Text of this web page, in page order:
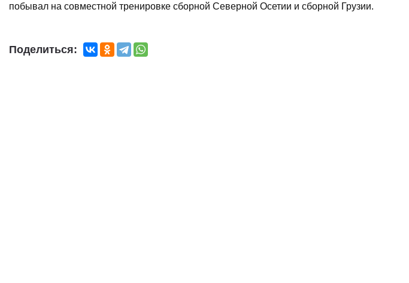
побывал на совместной тренировке сборной Северной Осетии и сборной Грузии.
Поделиться: